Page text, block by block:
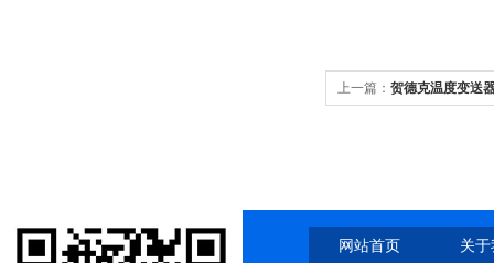
上一篇： 贺德克温度变送
网站首页 关